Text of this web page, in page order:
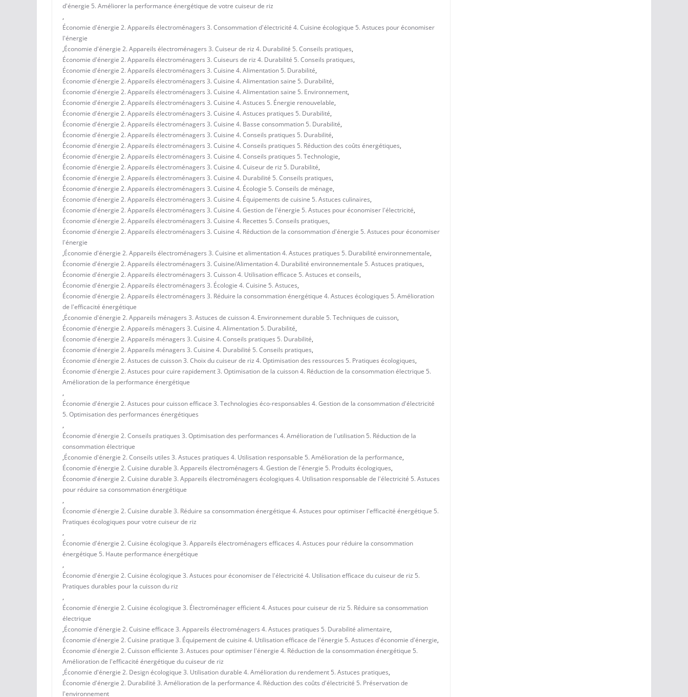
d'énergie 5. Améliorer la performance énergétique de votre cuiseur de riz
,
Économie d'énergie 2. Appareils électroménagers 3. Consommation d'électricité 4. Cuisine écologique 5. Astuces pour économiser
l'énergie
,Économie d'énergie 2. Appareils électroménagers 3. Cuiseur de riz 4. Durabilité 5. Conseils pratiques,
Économie d'énergie 2. Appareils électroménagers 3. Cuiseurs de riz 4. Durabilité 5. Conseils pratiques,
Économie d'énergie 2. Appareils électroménagers 3. Cuisine 4. Alimentation 5. Durabilité,
Économie d'énergie 2. Appareils électroménagers 3. Cuisine 4. Alimentation saine 5. Durabilité,
Économie d'énergie 2. Appareils électroménagers 3. Cuisine 4. Alimentation saine 5. Environnement,
Économie d'énergie 2. Appareils électroménagers 3. Cuisine 4. Astuces 5. Énergie renouvelable,
Économie d'énergie 2. Appareils électroménagers 3. Cuisine 4. Astuces pratiques 5. Durabilité,
Économie d'énergie 2. Appareils électroménagers 3. Cuisine 4. Basse consommation 5. Durabilité,
Économie d'énergie 2. Appareils électroménagers 3. Cuisine 4. Conseils pratiques 5. Durabilité,
Économie d'énergie 2. Appareils électroménagers 3. Cuisine 4. Conseils pratiques 5. Réduction des coûts énergétiques,
Économie d'énergie 2. Appareils électroménagers 3. Cuisine 4. Conseils pratiques 5. Technologie,
Économie d'énergie 2. Appareils électroménagers 3. Cuisine 4. Cuiseur de riz 5. Durabilité,
Économie d'énergie 2. Appareils électroménagers 3. Cuisine 4. Durabilité 5. Conseils pratiques,
Économie d'énergie 2. Appareils électroménagers 3. Cuisine 4. Écologie 5. Conseils de ménage,
Économie d'énergie 2. Appareils électroménagers 3. Cuisine 4. Équipements de cuisine 5. Astuces culinaires,
Économie d'énergie 2. Appareils électroménagers 3. Cuisine 4. Gestion de l'énergie 5. Astuces pour économiser l'électricité,
Économie d'énergie 2. Appareils électroménagers 3. Cuisine 4. Recettes 5. Conseils pratiques,
Économie d'énergie 2. Appareils électroménagers 3. Cuisine 4. Réduction de la consommation d'énergie 5. Astuces pour économiser
l'énergie
,Économie d'énergie 2. Appareils électroménagers 3. Cuisine et alimentation 4. Astuces pratiques 5. Durabilité environnementale,
Économie d'énergie 2. Appareils électroménagers 3. Cuisine/Alimentation 4. Durabilité environnementale 5. Astuces pratiques,
Économie d'énergie 2. Appareils électroménagers 3. Cuisson 4. Utilisation efficace 5. Astuces et conseils,
Économie d'énergie 2. Appareils électroménagers 3. Écologie 4. Cuisine 5. Astuces,
Économie d'énergie 2. Appareils électroménagers 3. Réduire la consommation énergétique 4. Astuces écologiques 5. Amélioration
de l'efficacité énergétique
,Économie d'énergie 2. Appareils ménagers 3. Astuces de cuisson 4. Environnement durable 5. Techniques de cuisson,
Économie d'énergie 2. Appareils ménagers 3. Cuisine 4. Alimentation 5. Durabilité,
Économie d'énergie 2. Appareils ménagers 3. Cuisine 4. Conseils pratiques 5. Durabilité,
Économie d'énergie 2. Appareils ménagers 3. Cuisine 4. Durabilité 5. Conseils pratiques,
Économie d'énergie 2. Astuces de cuisson 3. Choix du cuiseur de riz 4. Optimisation des ressources 5. Pratiques écologiques,
Économie d'énergie 2. Astuces pour cuire rapidement 3. Optimisation de la cuisson 4. Réduction de la consommation électrique 5.
Amélioration de la performance énergétique
,
Économie d'énergie 2. Astuces pour cuisson efficace 3. Technologies éco-responsables 4. Gestion de la consommation d'électricité
5. Optimisation des performances énergétiques
,
Économie d'énergie 2. Conseils pratiques 3. Optimisation des performances 4. Amélioration de l'utilisation 5. Réduction de la
consommation électrique
,Économie d'énergie 2. Conseils utiles 3. Astuces pratiques 4. Utilisation responsable 5. Amélioration de la performance,
Économie d'énergie 2. Cuisine durable 3. Appareils électroménagers 4. Gestion de l'énergie 5. Produits écologiques,
Économie d'énergie 2. Cuisine durable 3. Appareils électroménagers écologiques 4. Utilisation responsable de l'électricité 5. Astuces
pour réduire sa consommation énergétique
,
Économie d'énergie 2. Cuisine durable 3. Réduire sa consommation énergétique 4. Astuces pour optimiser l'efficacité énergétique 5.
Pratiques écologiques pour votre cuiseur de riz
,
Économie d'énergie 2. Cuisine écologique 3. Appareils électroménagers efficaces 4. Astuces pour réduire la consommation
énergétique 5. Haute performance énergétique
,
Économie d'énergie 2. Cuisine écologique 3. Astuces pour économiser de l'électricité 4. Utilisation efficace du cuiseur de riz 5.
Pratiques durables pour la cuisson du riz
,
Économie d'énergie 2. Cuisine écologique 3. Électroménager efficient 4. Astuces pour cuiseur de riz 5. Réduire sa consommation
électrique
,Économie d'énergie 2. Cuisine efficace 3. Appareils électroménagers 4. Astuces pratiques 5. Durabilité alimentaire,
Économie d'énergie 2. Cuisine pratique 3. Équipement de cuisine 4. Utilisation efficace de l'énergie 5. Astuces d'économie d'énergie,
Économie d'énergie 2. Cuisson efficiente 3. Astuces pour optimiser l'énergie 4. Réduction de la consommation énergétique 5.
Amélioration de l'efficacité énergétique du cuiseur de riz
,Économie d'énergie 2. Design écologique 3. Utilisation durable 4. Amélioration du rendement 5. Astuces pratiques,
Économie d'énergie 2. Durabilité 3. Amélioration de la performance 4. Réduction des coûts d'électricité 5. Préservation de
l'environnement